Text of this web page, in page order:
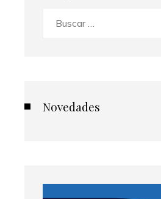
Novedades